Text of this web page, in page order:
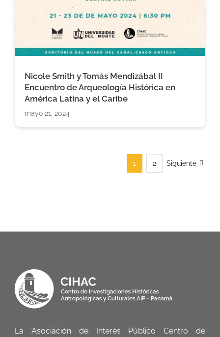
Nicole Smith y Tomás Mendizábal II
Encuentro de Arqueología Histórica en
América Latina y el Caribe
mayo 21, 2024
1 2 Siguiente
La Asociación de Interés Público Centro de